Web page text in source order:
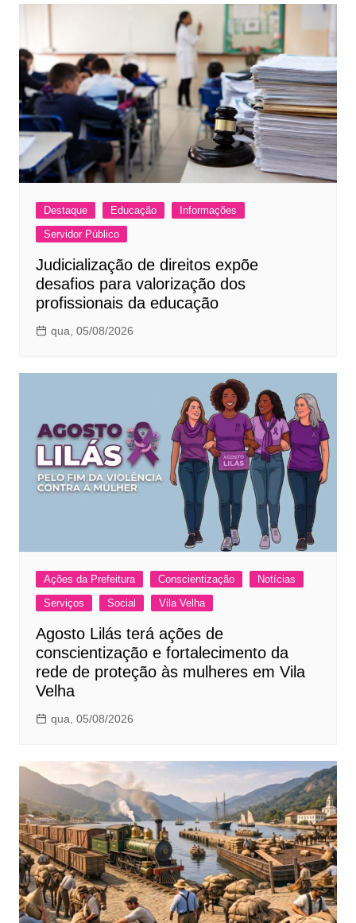
Destaque Educação
Informações
Servidor Público
Judicialização de direitos expõe
desafios para valorização dos
profissionais da educação
qua, 05/08/2026
Ações da Prefeitura Conscientização
Notícias
Serviços
Social Vila Velha
Agosto Lilás terá ações de
conscientização e fortalecimento da
rede de proteção às mulheres em Vila
Velha
qua, 05/08/2026